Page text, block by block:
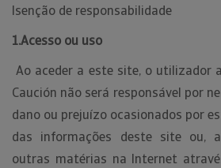
Isenção de responsabilidade
1.Acesso ou uso
Ao aceder a este site, o utilizador
Caución não será responsável por
dano ou prejuízo ocasionados por
das informações deste site ou,
outras matérias na Internet